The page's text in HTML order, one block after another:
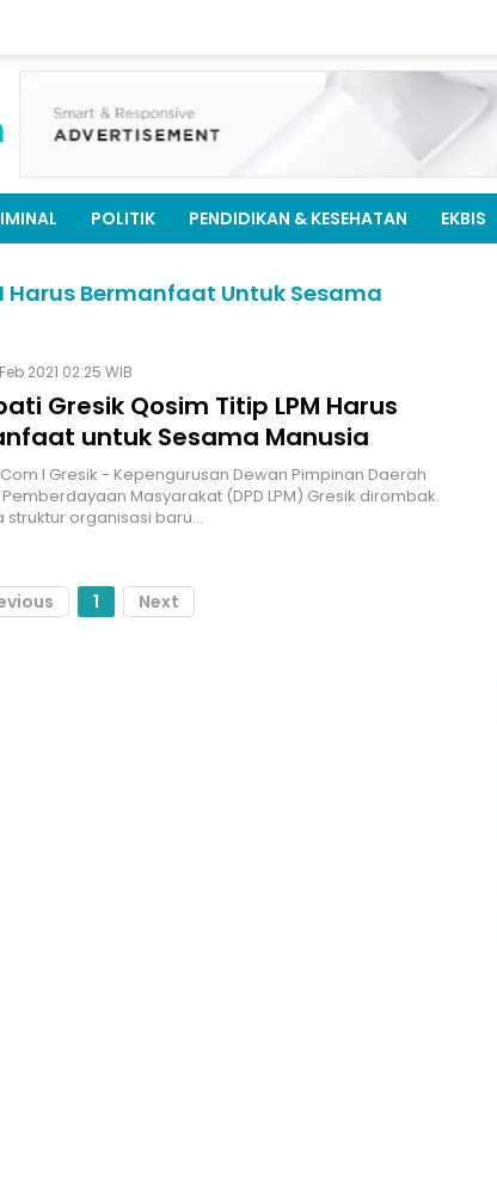
POLITIK PENDIDIKAN & KESEHATAN EKBIS
Harus Bermanfaat Untuk Sesama
2021 02:25 WIB
Gresik Qosim Titip LPM Harus
untuk Sesama Manusia
I Gresik - Kepengurusan Dewan Pimpinan Daerah
Masyarakat (DPD LPM) Gresik dirombak.
struktur organisasi baru…
1 Next